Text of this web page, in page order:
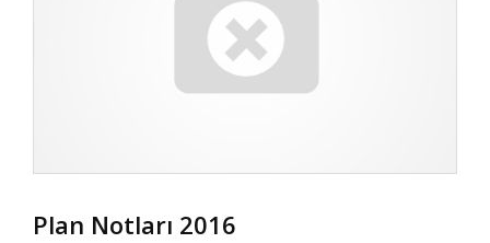
Plan Notları 2016